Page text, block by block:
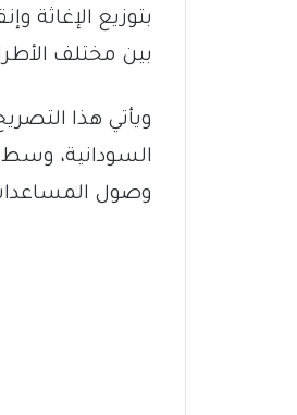
بتوزيع الإغاثة
بين مختلف
ويأتي هذا
السودانية، وسط
وصول